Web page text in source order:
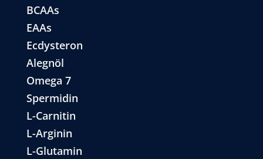
BCAAs
EAAs
Ecdysteron
Alegnöl
Omega 7
Spermidin
L-Carnitin
L-Arginin
L-Glutamin